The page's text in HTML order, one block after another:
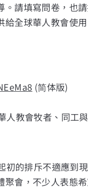
請填寫問卷，也
全球華人教會使用
(简体版)
人教會牧者、同工
初的排斥不適應到
會，不少人表態